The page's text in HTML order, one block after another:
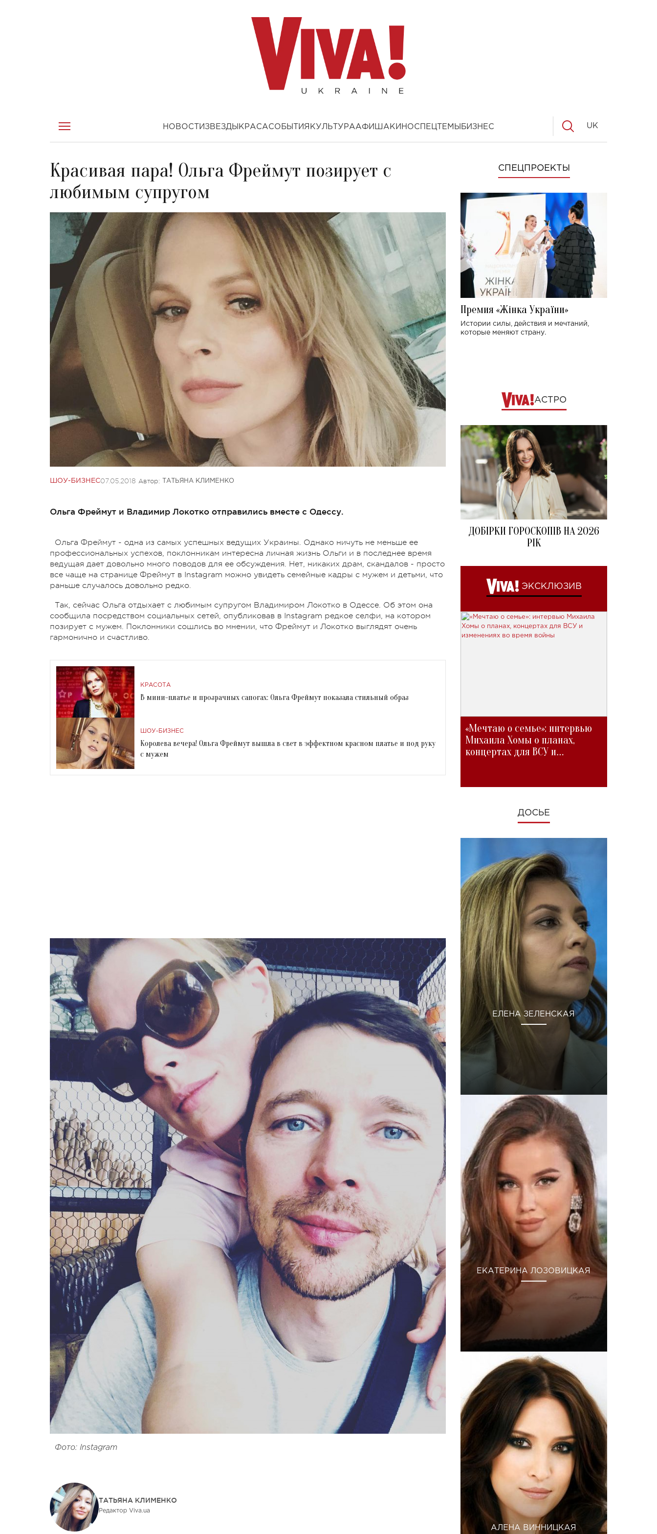
НОВОСТИ ЗВЕЗДЫ КРАСАСОБЫТИЯ КУЛЬТУРААФИША КИНОСПЕЦТЕМЫ БИЗНЕС UK
Красивая пара! Ольга Фреймут позирует с
любимым супругом
ШОУ-БИЗНЕС07.05.2018 Автор: ТАТЬЯНА КЛИМЕНКО
Ольга Фреймут и Владимир Локотко отправились вместе с Одессу.
Ольга Фреймут - одна из самых успешных ведущих Украины. Однако ничуть не меньше ее
профессиональных успехов, поклонникам интересна личная жизнь Ольги и в последнее время
ведущая дает довольно много поводов для ее обсуждения. Нет, никаких драм, скандалов - просто
все чаще на странице Фреймут в Instagram можно увидеть семейные кадры с мужем и детьми, что
раньше случалось довольно редко.
Так, сейчас Ольга отдыхает с любимым супругом Владимиром Локотко в Одессе. Об этом она
сообщила посредством социальных сетей, опубликовав в Instagram редкое селфи, на котором
позирует с мужем. Поклонники сошлись во мнении, что Фреймут и Локотко выглядят очень
гармонично и счастливо.
КРАСОТА
В мини-платье и прозрачных сапогах: Ольга Фреймут показала стильный образ
ШОУ-БИЗНЕС
Королева вечера! Ольга Фреймут вышла в свет в эффектном красном платье и под руку
с мужем
Фото: Instagram
ТАТЬЯНА КЛИМЕНКО
Редактор Viva.ua
СПЕЦПРОЕКТЫ
Премия «Жінка України»
Истории силы, действия и мечтаний,
которые меняют страну.
АСТРО
ДОБІРКИ ГОРОСКОПІВ НА 2026
РІК
ЭКСКЛЮЗИВ
«Мечтаю о семье»: интервью
Михаила Хомы о планах,
концертах для ВСУ и
ДОСЬЕ
ЕЛЕНА ЗЕЛЕНСКАЯ
ЕКАТЕРИНА ЛОЗОВИЦКАЯ
АЛЕНА ВИННИЦКАЯ